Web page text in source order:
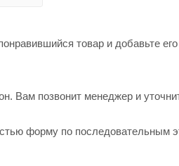
товар и добавьте
Вам позвонит менеджер и
форму по последовательным